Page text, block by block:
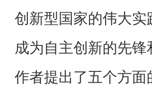
创新型国家的伟大
成为自主创新的先
作者提出了五个方面